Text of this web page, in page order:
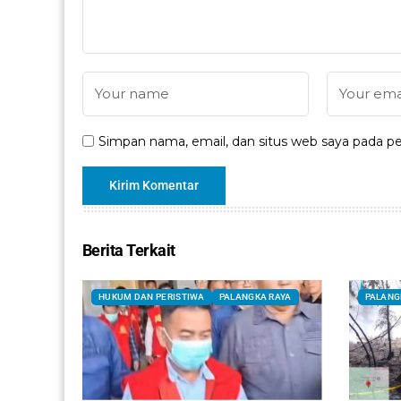
Simpan nama, email, dan situs web saya pada
Berita Terkait
HUKUM DAN PERISTIWA PALANGKA RAYA